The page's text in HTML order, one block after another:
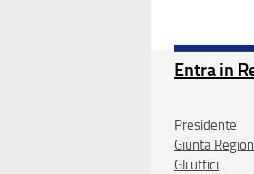
Entra in
Presidente
Giunta
Gli uffici